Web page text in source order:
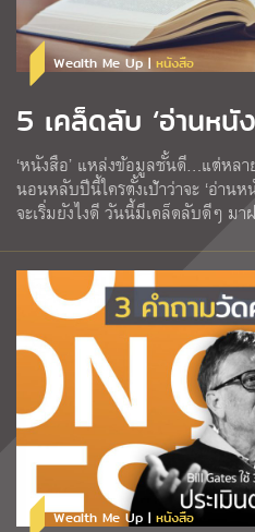
Wealth Me Up | หนังสือ
5 เคล็ดลับ ‘อ่านหนั
‘หนังสือ’ แหล่งข้อมูลชั้นดี…แต่หล
นอนหลับปีนี้ใครตั้งเป้าว่าจะ ‘อ่าน
จะเริ่มยังไงดี วันนี้มีเคล็ดลับดีๆ มา
Wealth Me Up | หนังสือ